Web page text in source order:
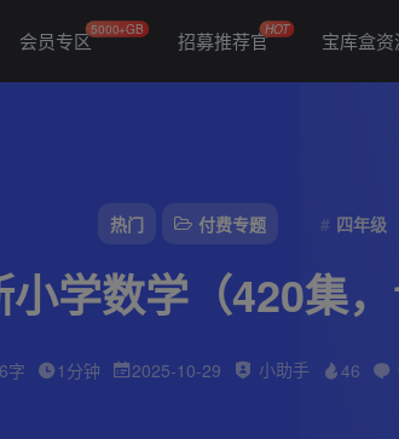
热门 付费专题 四年级
学数学（420集，
字 1分钟 2025-10-29 小助手 46
会员专区5000+GB 招募推荐官HOT 宝库盒资